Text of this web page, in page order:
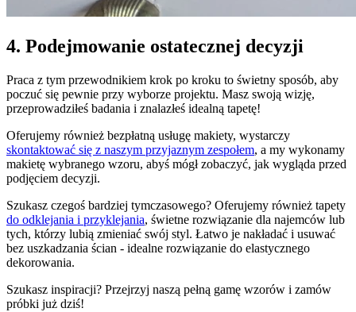
4. Podejmowanie ostatecznej decyzji
Praca z tym przewodnikiem krok po kroku to świetny sposób, aby
poczuć się pewnie przy wyborze projektu. Masz swoją wizję,
przeprowadziłeś badania i znalazłeś idealną tapetę!
Oferujemy również bezpłatną usługę makiety, wystarczy
skontaktować się z naszym przyjaznym zespołem, a my wykonamy
makietę wybranego wzoru, abyś mógł zobaczyć, jak wygląda przed
podjęciem decyzji.
Szukasz czegoś bardziej tymczasowego? Oferujemy również tapety
do odklejania i przyklejania, świetne rozwiązanie dla najemców lub
tych, którzy lubią zmieniać swój styl. Łatwo je nakładać i usuwać
bez uszkadzania ścian - idealne rozwiązanie do elastycznego
dekorowania.
Szukasz inspiracji? Przejrzyj naszą pełną gamę wzorów i zamów
próbki już dziś!